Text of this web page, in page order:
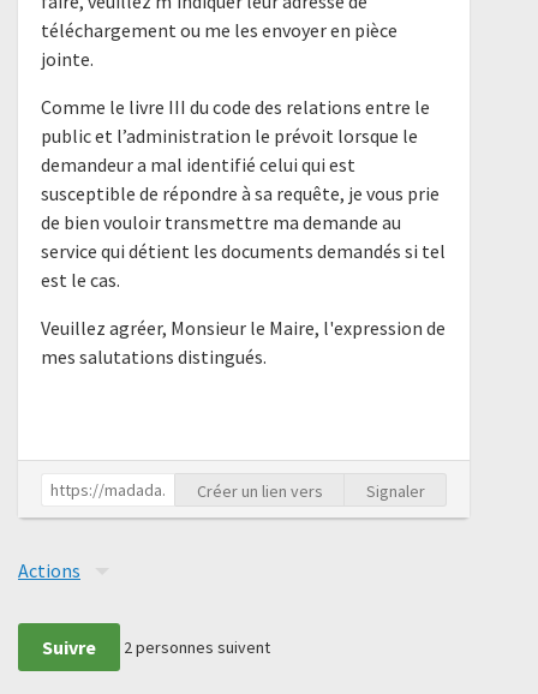
téléchargement ou me les envoyer en pièce
jointe.
Comme le livre III du code des relations entre le
public et l’administration le prévoit lorsque le
demandeur a mal identifié celui qui est
susceptible de répondre à sa requête, je vous prie
de bien vouloir transmettre ma demande au
service qui détient les documents demandés si tel
est le cas.
Veuillez agréer, Monsieur le Maire, l'expression de
mes salutations distingués.
Créer un lien vers Signaler
Actions
Suivre 2personnes suivent